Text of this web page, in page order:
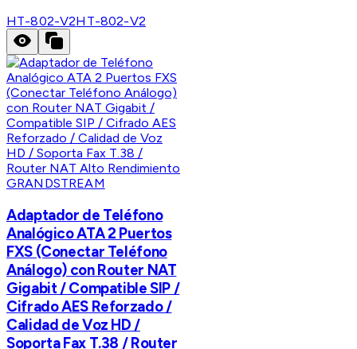
HT-802-V2HT-802-V2
GRANDSTREAM
Adaptador de Teléfono
Analógico ATA 2 Puertos
FXS (Conectar Teléfono
Análogo) con Router NAT
Gigabit / Compatible SIP /
Cifrado AES Reforzado /
Calidad de Voz HD /
Soporta Fax T.38 / Router